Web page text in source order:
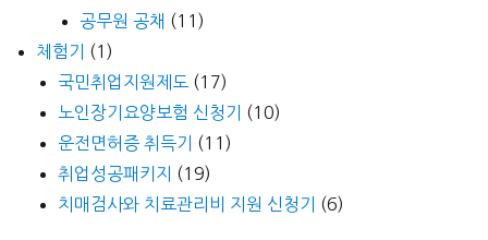
공무원 공채 (11)
체험기
(1)
국민취업지원제도 (17)
노인장기요양보험 신청기
(10)
운전면허증 취득기
(11)
취업성공패키지
(19)
치매검사와 치료관리비 지원 신청기
(6)